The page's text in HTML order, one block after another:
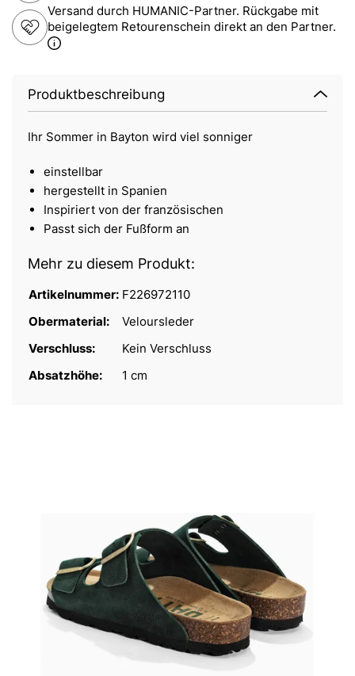
Versand durch HUMANIC-Partner. Rückgabe mit
beigelegtem Retourenschein direkt an den Partner.
Produktbeschreibung
Ihr Sommer in Bayton wird viel sonniger
einstellbar
hergestellt in Spanien
Inspiriert von der französischen
Passt sich der Fußform an
Mehr zu diesem Produkt:
Artikelnummer: F226972110
Obermaterial:
Veloursleder
Verschluss:
Kein Verschluss
Absatzhöhe:
1 cm